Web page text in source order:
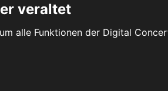
veraltet
alle Funktionen der Digital